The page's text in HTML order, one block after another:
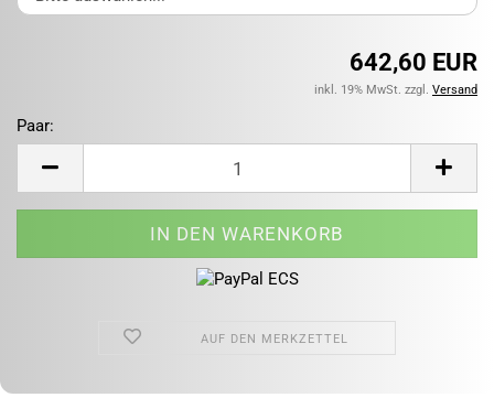
642,60 EUR
inkl. 19% MwSt. zzgl. Versand
Paar:
AUF DEN MERKZETTEL